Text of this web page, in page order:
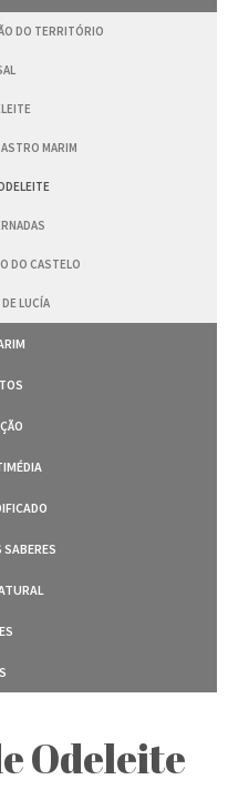
DO TERRITÓRIO
MARIM
DO CASTELO
LUCÍA
Odeleite